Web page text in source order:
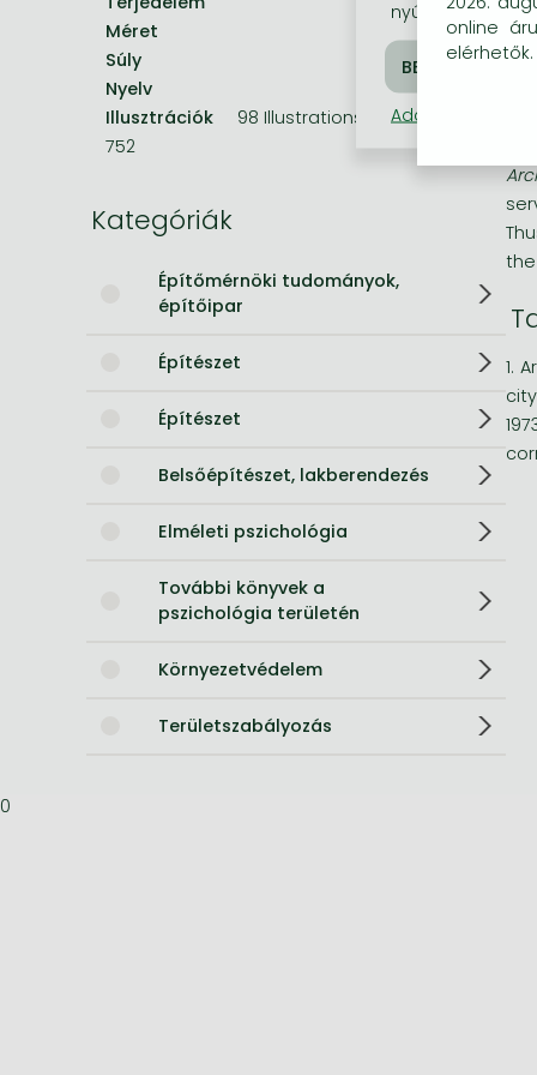
Bleach manga
One-Punch Man manga
Méret
246x174 mm
Súly
720 g
Nyelv
Illusztrációk
98 Illustrations, black & white
752
Kategóriák
Építőmérnöki tudományok,
építőipar
Építészet
Építészet
Belsőépítészet, lakberendezés
Elméleti pszichológia
További könyvek a
pszichológia területén
Környezetvédelem
Területszabályozás
1.
0
online
elérhetők.
nyújtsunk
Adatkezelési